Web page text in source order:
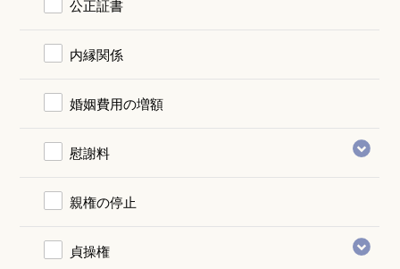
公正証書
内縁関係
婚姻費用の増額
慰謝料
親権の停止
貞操権